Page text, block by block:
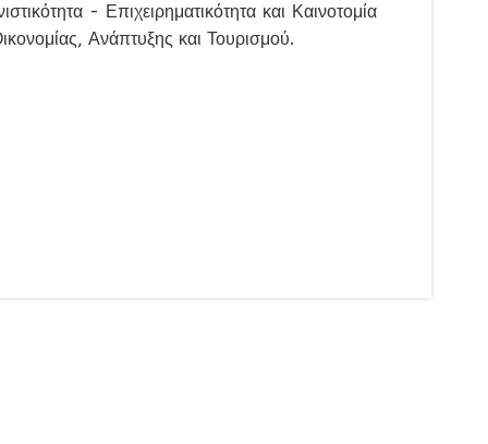
- Επιχειρηματικότητα και Καινοτομία
Ανάπτυξης και Τουρισμού.